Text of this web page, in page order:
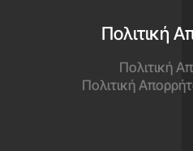
Πολιτική
Πολιτική
Πολιτική